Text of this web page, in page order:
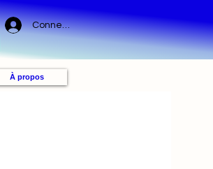
Connexion
À propos